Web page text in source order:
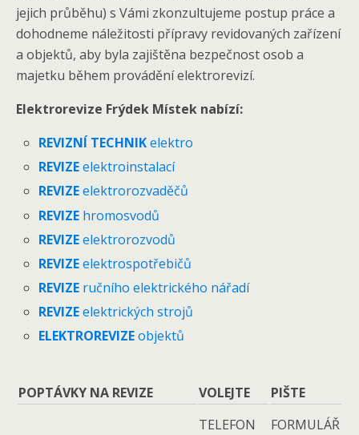
jejich průběhu) s Vámi zkonzultujeme postup práce a
dohodneme náležitosti přípravy revidovaných zařízení
a objektů, aby byla zajištěna bezpečnost osob a
majetku během provádění elektrorevizí.
Elektrorevize Frýdek Místek nabízí:
REVIZNÍ TECHNIKelektro
REVIZEelektroinstalací
REVIZEelektrorozvaděčů
REVIZE hromosvodů
REVIZEelektrorozvodů
REVIZEelektrospotřebičů
REVIZE ručního elektrického nářadí
REVIZEelektrických strojů
ELEKTROREVIZEobjektů
POPTÁVKY NA REVIZE VOLEJTE
PIŠTE
TELEFON
FORMULÁŘ